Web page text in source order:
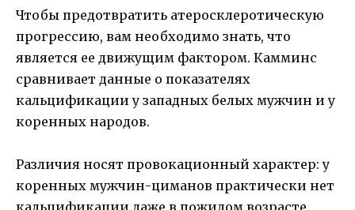
Чтобы предотвратить атеросклеротическую
прогрессию, вам необходимо знать, что
является ее движущим фактором. Камминс
сравнивает данные о показателях
кальцификации у западных белых мужчин и у
коренных народов.
Различия носят провокационный характер: у
коренных мужчин-циманов практически нет